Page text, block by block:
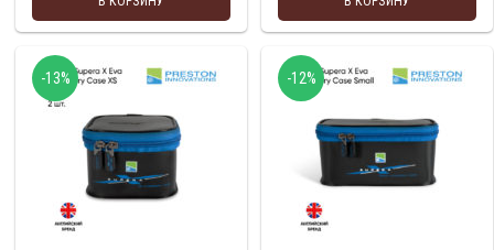
-13% -12%